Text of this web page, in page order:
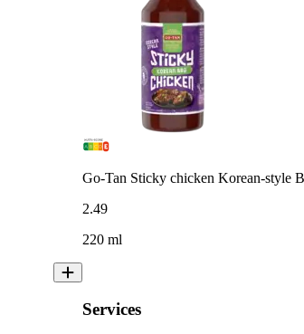
Go-Tan Sticky chicken Korean-style
2.49
220 ml
Services